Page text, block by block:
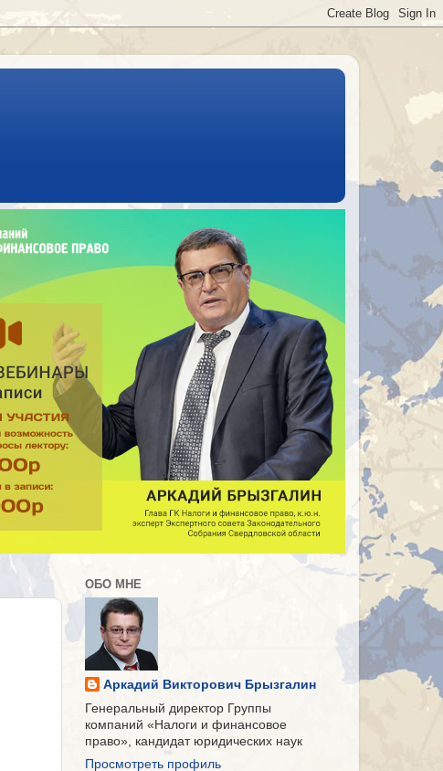
ОБО МНЕ
Аркадий Викторович Брызгалин
Генеральный директор Группы
компаний «Налоги и финансовое
право», кандидат юридических наук
Просмотреть профиль